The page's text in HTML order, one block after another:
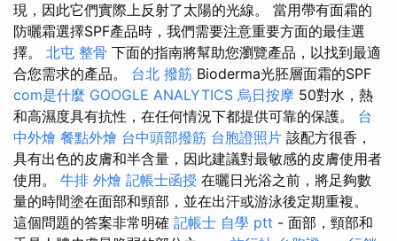
現，因此它們實際上反射了太陽的光線。 當用帶有面霜的
防曬霜選擇SPF產品時，我們需要注意重要方面的最佳選
擇。 北屯 整骨 下面的指南將幫助您瀏覽產品，以找到最適
合您需求的產品。 台北 撥筋 Bioderma光胚層面霜的SPF
com是什麼 GOOGLE ANALYTICS 烏日按摩 50對水，熱
和高濕度具有抗性，在任何情況下都提供可靠的保護。 台
中外燴 餐點外燴 台中頭部撥筋 台胞證照片 該配方很香，
具有出色的皮膚和半含量，因此建議對最敏感的皮膚使用者
使用。 牛排 外燴 記帳士函授 在曬日光浴之前，將足夠數
量的時間塗在面部和頸部，並在出汗或游泳後定期重複。
這個問題的答案非常明確 記帳士 自學 ptt - 面部，頸部和